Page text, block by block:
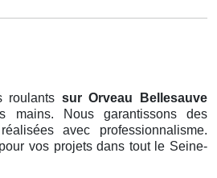
roulants sur Orveau Bellesauve
mains. Nous garantissons des
avec professionnalisme.
vos projets dans tout le Seine-